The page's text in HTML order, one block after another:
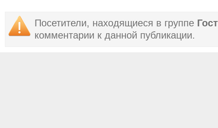
Посетители, находящиеся в группе
комментарии к данной публикации.